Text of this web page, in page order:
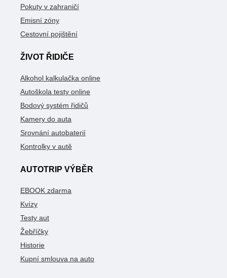
Pokuty v zahraničí
Emisní zóny
Cestovní pojištění
ŽIVOT ŘIDIČE
Alkohol kalkulačka online
Autoškola testy online
Bodový systém řidičů
Kamery do auta
Srovnání autobaterií
Kontrolky v autě
AUTOTRIP VÝBĚR
EBOOK zdarma
Kvízy
Testy aut
Žebříčky
Historie
Kupní smlouva na auto